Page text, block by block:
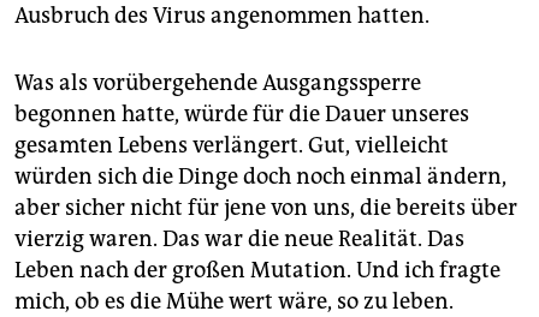
Ausbruch des Virus angenommen hatten.
Was als vorübergehende Ausgangssperre
begonnen hatte, würde für die Dauer unseres
gesamten Lebens verlängert. Gut, vielleicht
würden sich die Dinge doch noch einmal ändern,
aber sicher nicht für jene von uns, die bereits über
vierzig waren. Das war die neue Realität. Das
Leben nach der großen Mutation. Und ich fragte
mich, ob es die Mühe wert wäre, so zu leben.